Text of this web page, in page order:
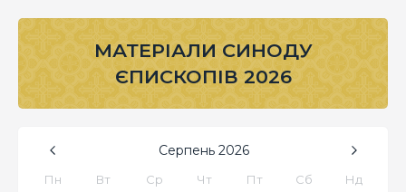
МАТЕРІАЛИ СИНОДУ
ЄПИСКОПІВ 2026
Серпень 2026
Пн Вт Ср Чт Пт Сб Нд